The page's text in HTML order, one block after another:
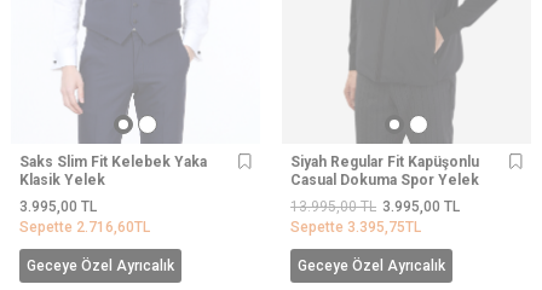
Saks Slim Fit Kelebek Yaka
Klasik Yelek
3.995,00 TL
Sepette 2.716,60TL
Geceye Özel Ayrıcalık
Siyah Regular Fit Kapüşonlu
Casual Dokuma Spor Yelek
13.995,00TL 3.995,00 TL
Sepette 3.395,75TL
Geceye Özel Ayrıcalık